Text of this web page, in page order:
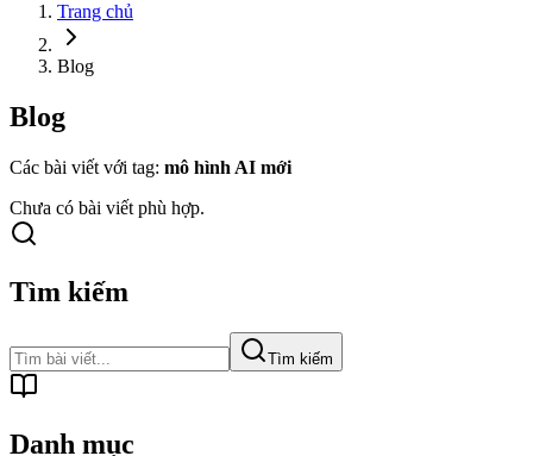
Trang chủ
Blog
Blog
Các bài viết với tag: mô hình AI mới
Chưa có bài viết phù hợp.
Tìm kiếm
Tìm kiếm
Danh mục